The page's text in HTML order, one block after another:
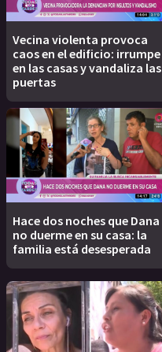
Vecina violenta provoca
caos en el edificio: irrumpe
en las casas y vandaliza las
puertas
Hace dos noches que Dana
no duerme en su casa: la
familia está desesperada